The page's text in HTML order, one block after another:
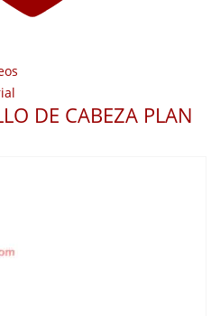
DE CABEZA PLAN